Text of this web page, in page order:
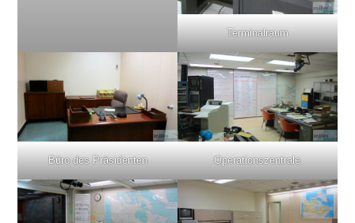
Terminalraum
Büro des Präsidenten Operationszentrale